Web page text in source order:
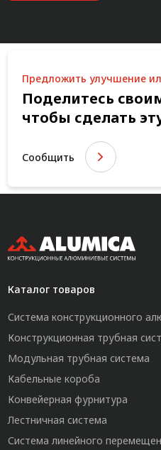
Предложить улучшение
Поделитесь
чтобы сделать
Сообщить
Каталог товаров
Система конструкционного
Конструкционная трубная
Модульная трубная система
Кабельные короба
Конвейерная фурнитура
Лестничная система
Система линейного